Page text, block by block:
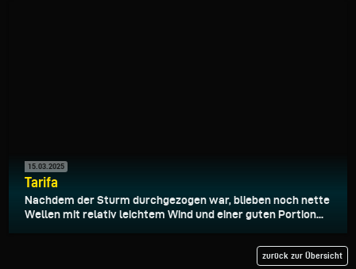
15.03.2025
Tarifa
Nachdem der Sturm durchgezogen war, blieben noch nette
Wellen mit relativ leichtem Wind und einer guten Portion...
zurück zur Übersicht